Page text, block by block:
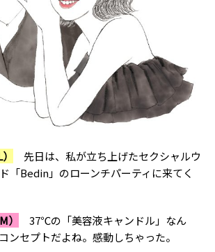
先日は、私が立ち上げたセクシャルウ
「Bedin」のローンチパーティに来てく
）
37℃の「美容液キャンドル」なん
ンセプトだよね。感動しちゃった。